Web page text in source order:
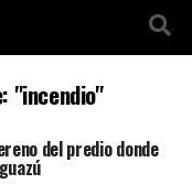
"incendio"
del predio donde